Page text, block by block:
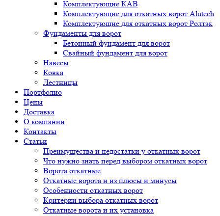
Комплектующие КАВ
Комплектующие для откатных ворот Alutech
Комплектующие для откатных ворот Ролтэк
Фундаменты для ворот
Бетонный фундамент для ворот
Свайный фундамент для ворот
Навесы
Ковка
Лестницы
Портфолио
Цены
Доставка
О компании
Контакты
Статьи
Преимущества и недостатки у откатных ворот
Что нужно знать перед выбором откатных ворот
Ворота откатные
Откатные ворота и из плюсы и минусы
Особенности откатных ворот
Критерии выбора откатных ворот
Откатные ворота и их установка